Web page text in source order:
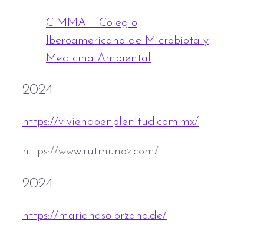
CIMMA – Colegio
Iberoamericano de Microbiota y
Medicina Ambiental
2024
https://viviendoenplenitud.com.mx/
https://www.rutmunoz.com/
2024
https://marianasolorzano.de/